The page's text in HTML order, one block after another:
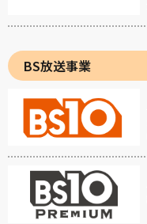
BS放送事業